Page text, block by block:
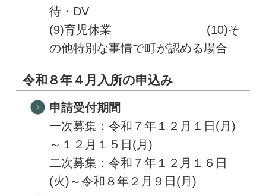
待・DV
(9)育児休業 (10)そ
の他特別な事情で町が認める場合
令和８年４月入所の申込み
申請受付期間
一次募集：令和７年１２月１日(月)
～１２月１５日(月)
二次募集：令和７年１２月１６日
(火)～令和８年２月９日(月)